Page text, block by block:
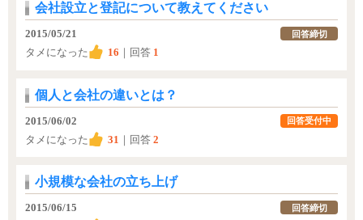
会社設立と登記について教えてください
2015/05/21
タメになった
16 ｜回答 1
回答締切
個人と会社の違いとは？
2015/06/02
タメになった
31 ｜回答 2
回答受付中
小規模な会社の立ち上げ
2015/06/15
回答締切